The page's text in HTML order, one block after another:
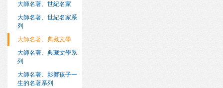
大師名著、世紀名家
大師名著、世紀名家系
列
大師名著、典藏文學
大師名著、典藏文學系
列
大師名著、影響孩子一
生的名著系列